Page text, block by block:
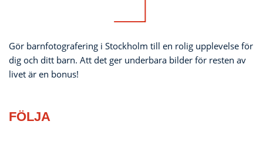
Gör barnfotografering i Stockholm till en rolig upplevelse för
dig och ditt barn. Att det ger underbara bilder för resten av
livet är en bonus!
FÖLJA